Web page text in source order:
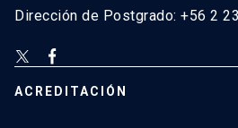
Dirección de Postgrado: +56 2
ACREDITACIÓN